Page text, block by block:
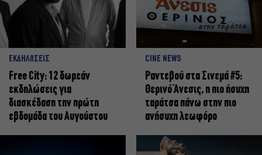
ΕΚΔΗΛΩΣΕΙΣ
Free City: 12 δωρεάν
εκδηλώσεις για
διασκέδαση την πρώτη
εβδομάδα του Αυγούστου
CINE NEWS
Ραντεβού στα Σινεμά #5:
Θερινό Άνεσις, η πιο ήσυχη
ταράτσα πάνω στην πιο
ανήσυχη λεωφόρο